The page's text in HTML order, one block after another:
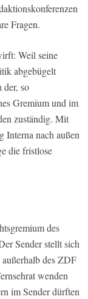
Fragen.
Weil seine
abgebügelt
der, so
Gremium und im
zuständig. Mit
Interna nach außen
die fristlose
des
Sender stellt sich
des ZDF
wenden
im Sender dürften